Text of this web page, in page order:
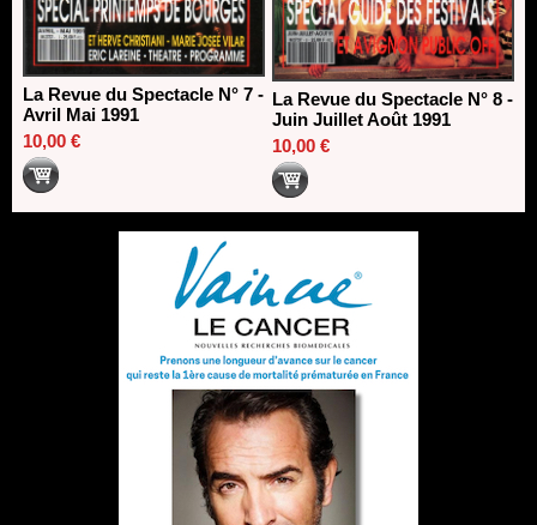
La Revue du Spectacle N° 7 -
Avril Mai 1991
10,00 €
La Revue du Spectacle N° 8 -
Juin Juillet Août 1991
10,00 €